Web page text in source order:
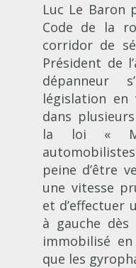
Luc Le Baron
Code de la
corridor de
Président de
dépanneur
législation en
dans
la loi «
peine d’être
une vitesse
et d’effectuer
à gauche dès
immobilisé
que les